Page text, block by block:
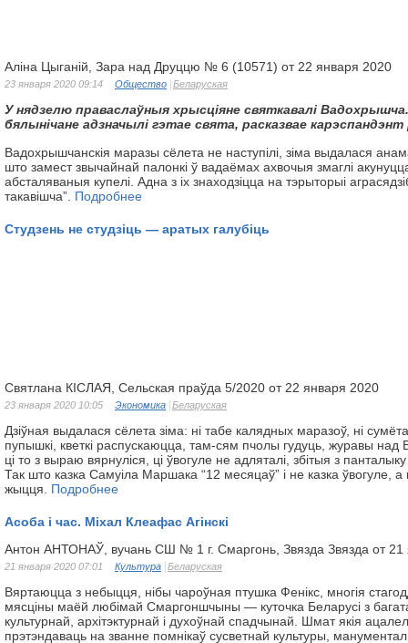
Аліна Цыганій, Зара над Друццю № 6 (10571) от 22 января 2020
23 января 2020 09:14 Общество Беларуская
У нядзелю праваслаўныя хрысціяне святкавалі
бялынічане адзначылі гэтае свята, расказвае карэспандэнт
Вадохрышчанскія маразы сёлета не наступілі, зіма выдалася
што замест звычайнай палонкі ў вадаёмах ахвочыя змаглі
абсталяваныя купелі. Адна з іх знаходзіцца на тэрыторыі
такавішча”. Подробнее
Студзень не студзіць — аратых галубіць
Святлана КІСЛАЯ, Сельская праўда 5/2020 от 22 января 2020
23 января 2020 10:05 Экономика Беларуская
Дзіўная выдалася сёлета зіма: ні табе калядных маразоў, ні
пупышкі, кветкі распускаюцца, там-сям пчолы гудуць, журавы
ці то з выраю вярнуліся, ці ўвогуле не адляталі, збітыя з
Так што казка Самуіла Маршака “12 месяцаў” і не казка ўвогуле, а
жыцця. Подробнее
Асоба і час. Міхал Клеафас Агінскі
Антон АНТОНАЎ, вучань СШ № 1 г. Смаргонь, Звязда Звязда от 21
21 января 2020 07:01 Культура Беларуская
Вяртаюцца з небыцця, нібы чароўная птушка Фенікс, многія
мясціны маёй любімай Смаргоншчыны — куточка Беларусі з
культурнай, архітэктурнай і духоўнай спадчынай. Шмат якія
прэтэндаваць на званне помнікаў сусветнай культуры,